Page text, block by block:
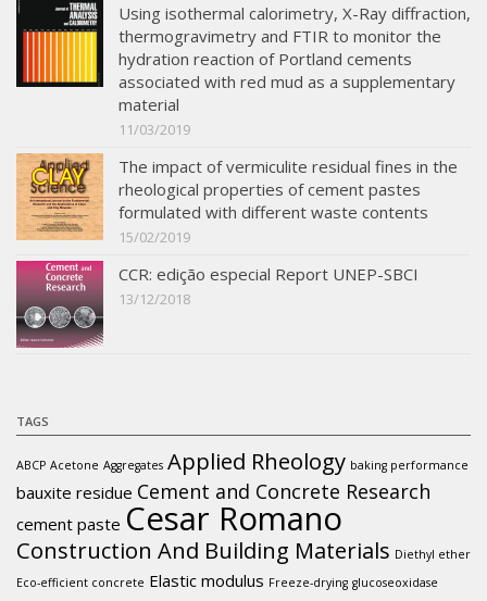
Using isothermal calorimetry, X-Ray diffraction,
thermogravimetry and FTIR to monitor the
hydration reaction of Portland cements
associated with red mud as a supplementary
material
11/03/2019
The impact of vermiculite residual fines in the
rheological properties of cement pastes
formulated with different waste contents
15/02/2019
CCR: edição especial Report UNEP-SBCI
13/12/2018
TAGS
ABCP Acetone Aggregates Applied Rheology baking performance
bauxite residue Cement and Concrete Research
cement paste Cesar Romano
Construction And Building Materials Diethyl ether
Eco-efficient concrete Elastic modulus Freeze-drying glucoseoxidase